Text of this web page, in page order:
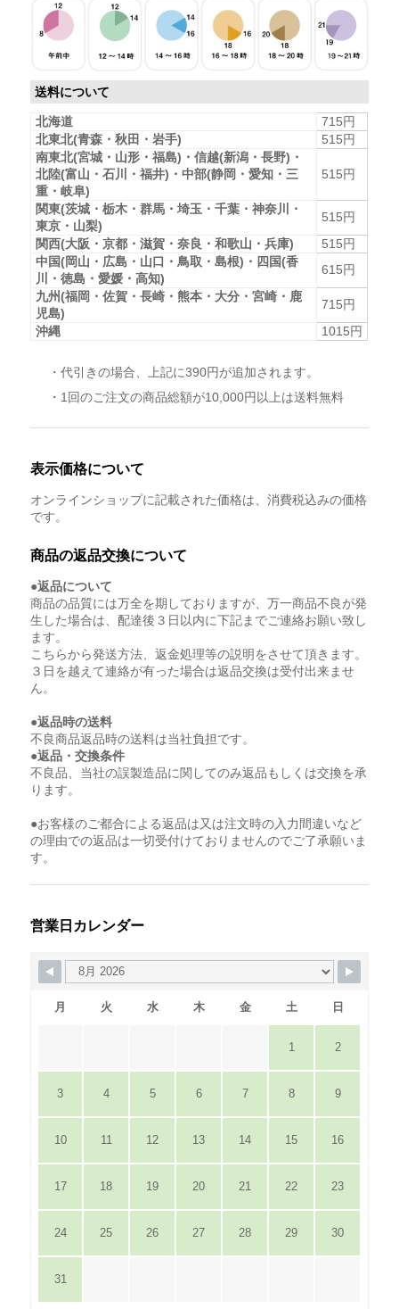
送料について
北海道
715円
北東北(青森・秋田・岩手)
515円
南東北(宮城・山形・福島)・信越(新潟・長野)・
北陸(富山・石川・福井)・中部(静岡・愛知・三
重・岐阜)
515円
関東(茨城・栃木・群馬・埼玉・千葉・神奈川・
東京・山梨)
515円
関西(大阪・京都・滋賀・奈良・和歌山・兵庫)
515円
中国(岡山・広島・山口・鳥取・島根)・四国(香
川・徳島・愛媛・高知)
615円
九州(福岡・佐賀・長崎・熊本・大分・宮崎・鹿
児島)
715円
沖縄
1015円
・代引きの場合、上記に390円が追加されます。
・1回のご注文の商品総額が10,000円以上は送料無料
表示価格について
オンラインショップに記載された価格は、消費税込みの価格
です。
商品の返品交換について
●返品について
商品の品質には万全を期しておりますが、万一商品不良が発
生した場合は、配達後３日以内に下記までご連絡お願い致し
ます。
こちらから発送方法、返金処理等の説明をさせて頂きます。
３日を越えて連絡が有った場合は返品交換は受付出来ませ
ん。
●返品時の送料
不良商品返品時の送料は当社負担です。
●返品・交換条件
不良品、当社の誤製造品に関してのみ返品もしくは交換を承
ります。
●お客様のご都合による返品は又は注文時の入力間違いなど
の理由での返品は一切受付けておりませんのでご了承願いま
す。
営業日カレンダー
月 火 水 木 金 土 日
1 2
3 4 5 6 7 8 9
10 11 12 13 14 15 16
17 18 19 20 21 22 23
24 25 26 27 28 29 30
31